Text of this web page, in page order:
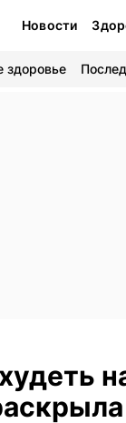
Новости
здоровье